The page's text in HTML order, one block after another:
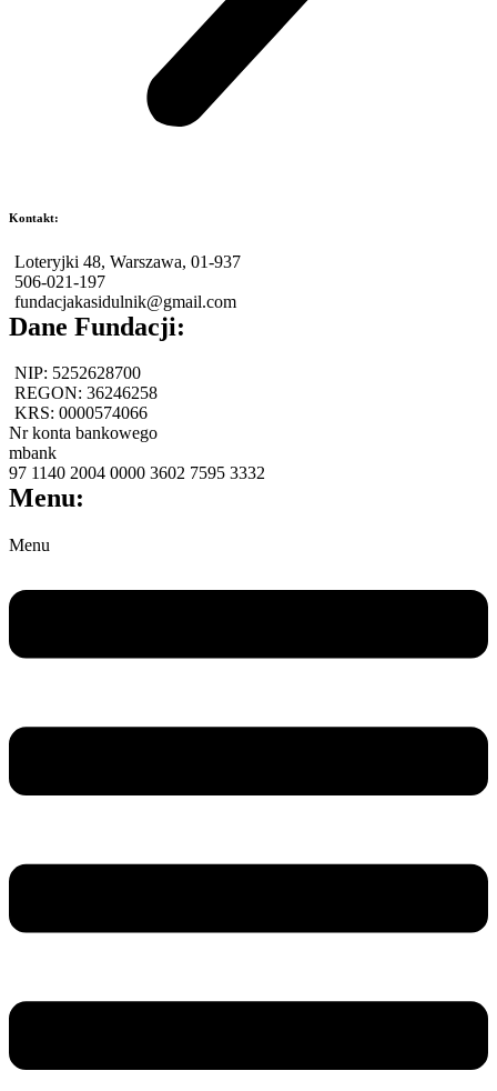
Kontakt:
Loteryjki 48, Warszawa, 01-937
506-021-197
fundacjakasidulnik@gmail.com
Dane Fundacji:
NIP: 5252628700
REGON: 36246258
KRS: 0000574066
Nr konta bankowego
mbank
97 1140 2004 0000 3602 7595 3332
Menu:
Menu